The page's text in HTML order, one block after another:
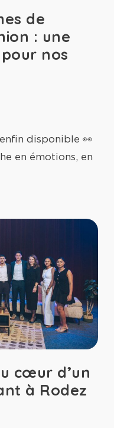
de
: une
nos
disponible 👀
en émotions, en
cœur d’un
à Rodez